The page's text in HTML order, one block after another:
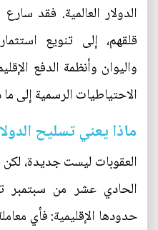
الدولار العالمية. فقد
قلقهم، إلى تنويع
واليوان وأنظمة الدفع
الاحتياطيات الرسمية إلى ما دون 47%
ماذا يعني تسليح
العقوبات ليست جديدة، لكن
الحادي عشر من سبتمبر
حدودها الإقليمية: فأي